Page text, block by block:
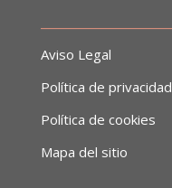
Aviso Legal
Política de privacidad
Política de cookies
Mapa del sitio